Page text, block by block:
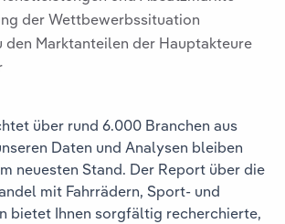
der Wettbewerbssituation
den Marktanteilen der Hauptakteure
über rund 6.000 Branchen aus
Daten und Analysen bleiben
neuesten Stand. Der Report über die
mit Fahrrädern, Sport- und
bietet Ihnen sorgfältig recherchierte,